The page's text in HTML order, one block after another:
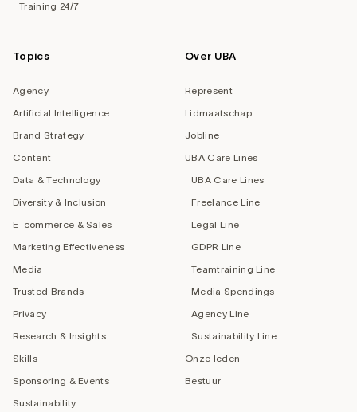
Training 24/7
Topics
Agency
Artificial Intelligence
Brand Strategy
Content
Data & Technology
Diversity & Inclusion
E-commerce & Sales
Marketing Effectiveness
Media
Trusted Brands
Privacy
Research & Insights
Skills
Sponsoring & Events
Sustainability
Over UBA
Represent
Lidmaatschap
Jobline
UBA Care Lines
UBA Care Lines
Freelance Line
Legal Line
GDPR Line
Teamtraining Line
Media Spendings
Agency Line
Sustainability Line
Onze leden
Bestuur